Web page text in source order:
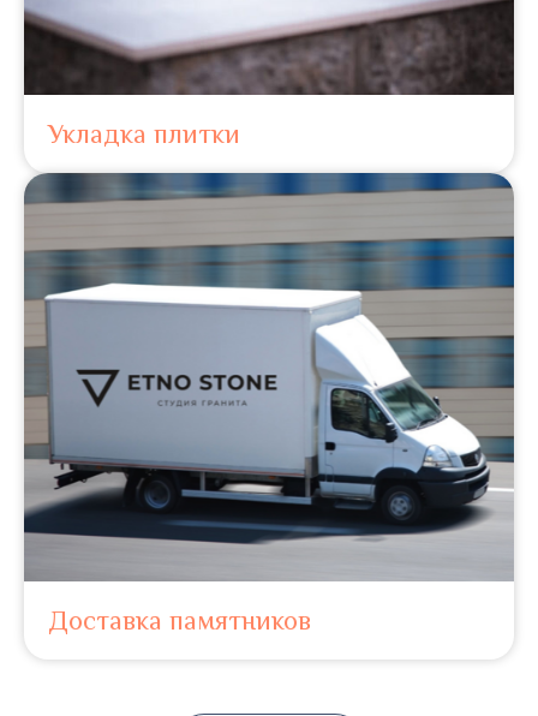
Укладка плитки
Доставка памятников